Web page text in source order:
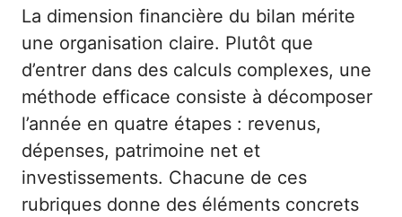
La dimension financière du bilan mérite
une organisation claire. Plutôt que
d’entrer dans des calculs complexes, une
méthode efficace consiste à décomposer
l’année en quatre étapes : revenus,
dépenses, patrimoine net et
investissements. Chacune de ces
rubriques donne des éléments concrets